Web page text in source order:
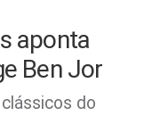
aponta
Ben Jor
do